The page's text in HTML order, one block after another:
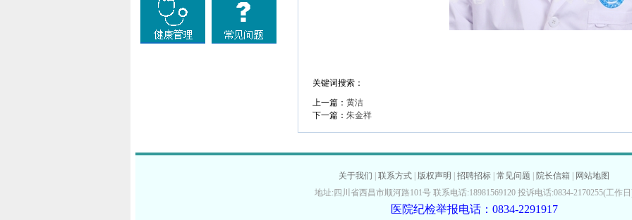
关键词搜索：
上一篇： 黄洁
下一篇： 朱金祥
关于我们 联系方式 版权声明 招聘招标 常见问题 院长信箱
网站地图
地址:四川省西昌市顺河路101号 联系电话:18981569120 投诉电话:0834-2170255(工作
医院纪检举报电话：0834-2291917